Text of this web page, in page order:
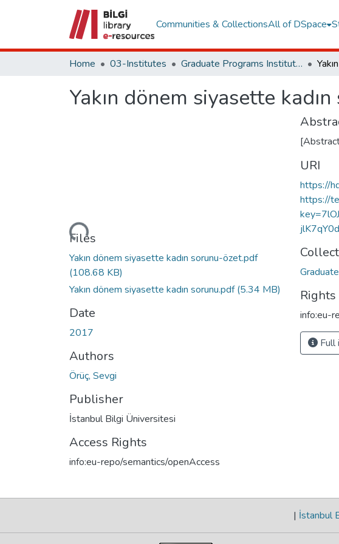
Communities & CollectionsAll of DSpace
Home 03-Institutes Graduate Programs Institute Thesis Collection
Yakın dönem siyasette
Loading...
Files
Yakın dönem siyasette kadın sorunu-özet.pdf
(108.68 KB)
Yakın dönem siyasette kadın sorunu.pdf(5.34 MB)
Date
2017
Authors
Örüç, Sevgi
Publisher
İstanbul Bilgi Üniversitesi
Access Rights
info:eu-repo/semantics/openAccess
URI
https://
https://
info:eu-
Full
| İstanbul